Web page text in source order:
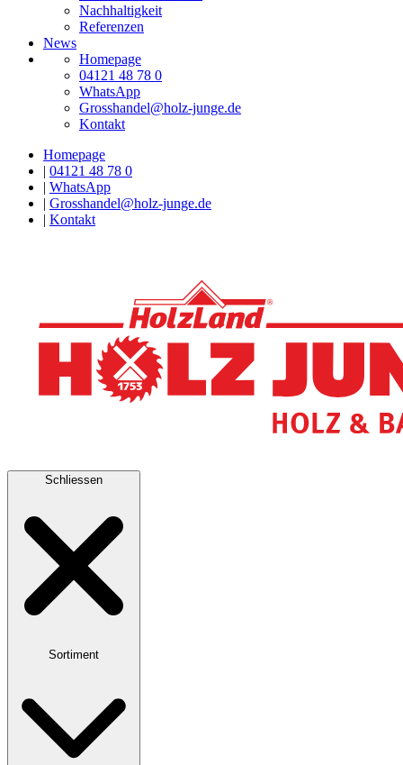
Nachhaltigkeit
Referenzen
News
Homepage
04121 48 78 0
WhatsApp
Grosshandel@holz-junge.de
Kontakt
Homepage
| 04121 48 78 0
| WhatsApp
| Grosshandel@holz-junge.de
| Kontakt
Schliessen
Sortiment